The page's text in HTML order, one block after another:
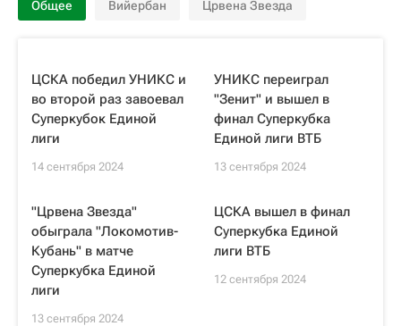
Общее Вийербан Црвена Звезда
ЦСКА победил УНИКС и
во второй раз завоевал
Суперкубок Единой
лиги
14 сентября 2024
УНИКС переиграл
"Зенит" и вышел в
финал Суперкубка
Единой лиги ВТБ
13 сентября 2024
"Црвена Звезда"
обыграла "Локомотив-
Кубань" в матче
Суперкубка Единой
лиги
13 сентября 2024
ЦСКА вышел в финал
Суперкубка Единой
лиги ВТБ
12 сентября 2024